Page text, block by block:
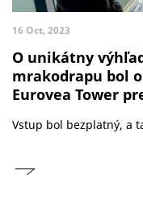
16 Oct, 2023
O unikátny
mrakodrapu bol
Eurovea Tower
Vstup bol bezplatný, a